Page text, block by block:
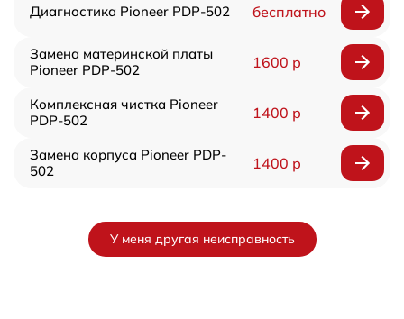
Диагностика Pioneer PDP-502 бесплатно
Замена материнской платы
Pioneer PDP-502
1600 р
Комплексная чистка Pioneer
PDP-502
1400 р
Замена корпуса Pioneer PDP-
502
1400 р
У меня другая неисправность